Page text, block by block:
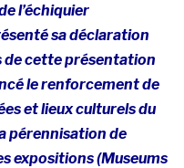
l’échiquier
sa déclaration
de cette présentation
le renforcement de
et lieux culturels du
pérennisation de
expositions (Museums